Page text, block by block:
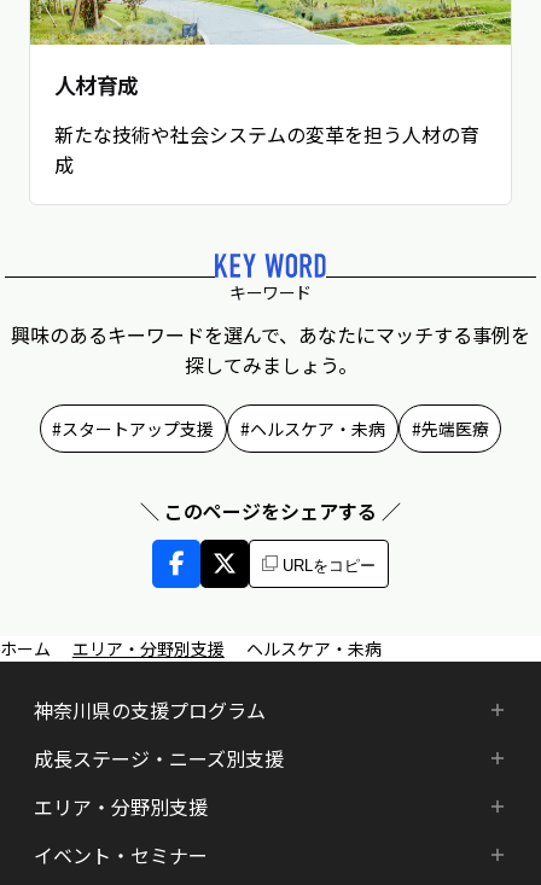
人材育成
新たな技術や社会システムの変革を担う人材の育
成
キーワード
興味のあるキーワードを選んで、あなたにマッチする事例を
探してみましょう。
スタートアップ支援 ヘルスケア・未病 先端医療
＼ このページをシェアする ／
URLをコピー
エリア・分野別支援 ヘルスケア・未病
神奈川県の支援プログラム
神奈川県の支援プログラム
HATSU-SHINKANAGAWA
HATSU起業家支援プログラム
成長ステージ・ニーズ別支援
成長ステージ・ニーズ別支援
起業準備期支援（アイデア段階）
エリア・分野別支援
エリア・分野別支援
イベント・セミナー